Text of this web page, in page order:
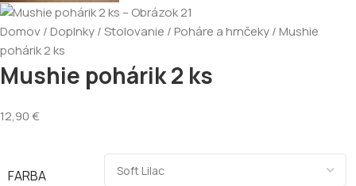
Domov Doplnky Stolovanie Poháre a hrnčeky Mushie
pohárik 2 ks
Mushie pohárik 2 ks
12,90€
FARBA